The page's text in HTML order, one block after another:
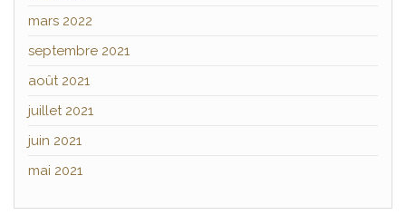
mars 2022
septembre 2021
août 2021
juillet 2021
juin 2021
mai 2021